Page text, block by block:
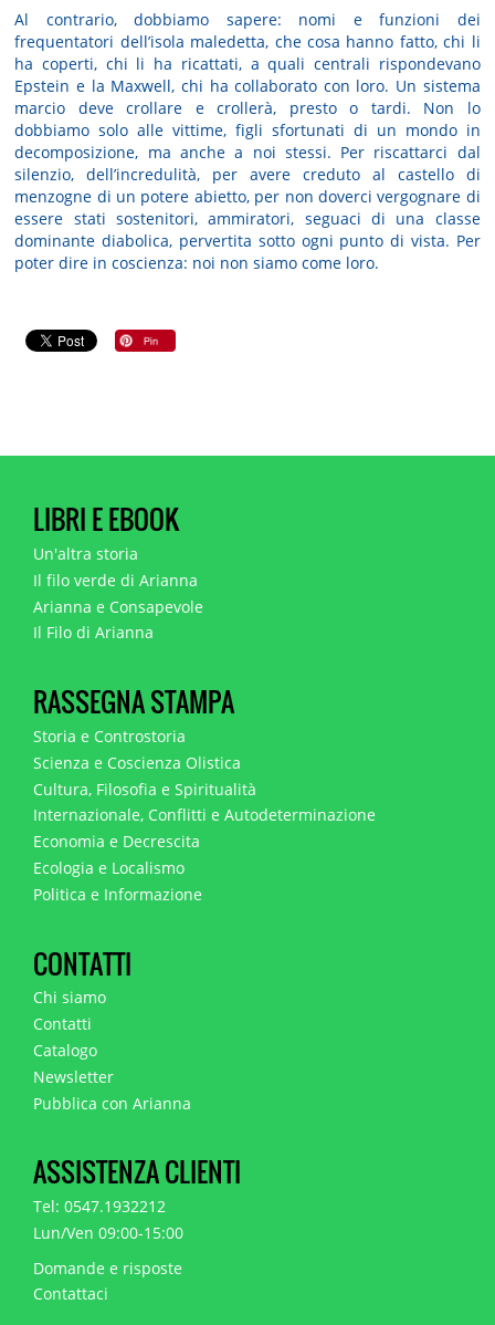
Al contrario, dobbiamo sapere: nomi e funzioni dei
frequentatori dell’isola maledetta, che cosa hanno fatto, chi li
ha coperti, chi li ha ricattati, a quali centrali rispondevano
Epstein e la Maxwell, chi ha collaborato con loro. Un sistema
marcio deve crollare e crollerà, presto o tardi. Non lo
dobbiamo solo alle vittime, figli sfortunati di un mondo in
decomposizione, ma anche a noi stessi. Per riscattarci dal
silenzio, dell’incredulità, per avere creduto al castello di
menzogne di un potere abietto, per non doverci vergognare di
essere stati sostenitori, ammiratori, seguaci di una classe
dominante diabolica, pervertita sotto ogni punto di vista. Per
poter dire in coscienza: noi non siamo come loro.
LIBRI E EBOOK
Un'altra storia
Il filo verde di Arianna
Arianna e Consapevole
Il Filo di Arianna
RASSEGNA STAMPA
Storia e Controstoria
Scienza e Coscienza Olistica
Cultura, Filosofia e Spiritualità
Internazionale, Conflitti e Autodeterminazione
Economia e Decrescita
Ecologia e Localismo
Politica e Informazione
CONTATTI
Chi siamo
Contatti
Catalogo
Newsletter
Pubblica con Arianna
ASSISTENZA CLIENTI
Tel: 0547.1932212
Lun/Ven 09:00-15:00
Domande e risposte
Contattaci